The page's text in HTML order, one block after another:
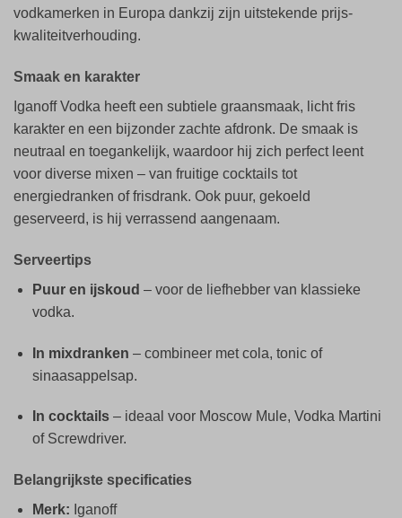
vodkamerken in Europa dankzij zijn uitstekende prijs-
kwaliteitverhouding.
Smaak en karakter
Iganoff Vodka heeft een subtiele graansmaak, licht fris
karakter en een bijzonder zachte afdronk. De smaak is
neutraal en toegankelijk, waardoor hij zich perfect leent
voor diverse mixen – van fruitige cocktails tot
energiedranken of frisdrank. Ook puur, gekoeld
geserveerd, is hij verrassend aangenaam.
Serveertips
Puur en ijskoud – voor de liefhebber van klassieke
vodka.
In mixdranken – combineer met cola, tonic of
sinaasappelsap.
In cocktails– ideaal voor Moscow Mule, Vodka Martini
of Screwdriver.
Belangrijkste specificaties
Merk: Iganoff